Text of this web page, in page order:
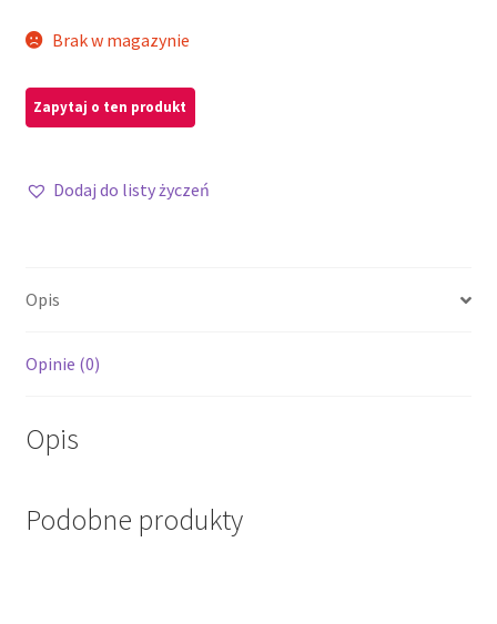
Brak w magazynie
Dodaj do listy życzeń
Opis
Opinie (0)
Opis
Podobne produkty